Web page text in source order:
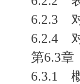
6.2.3
6.2.4
第6.3
6.3.1